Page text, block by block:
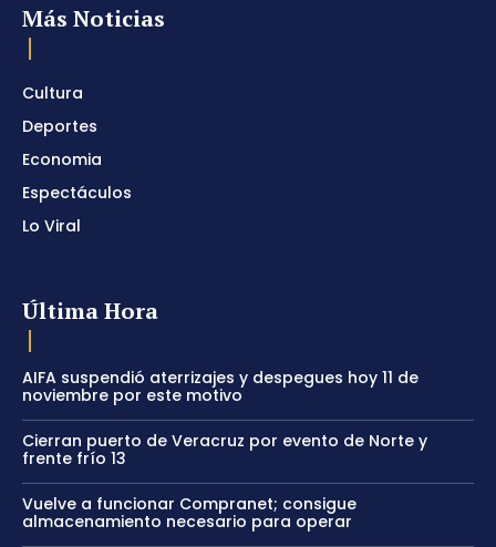
Más Noticias
Cultura
Deportes
Economia
Espectáculos
Lo Viral
Última Hora
AIFA suspendió aterrizajes y despegues hoy 11 de
noviembre por este motivo
Cierran puerto de Veracruz por evento de Norte y
frente frío 13
Vuelve a funcionar Compranet; consigue
almacenamiento necesario para operar